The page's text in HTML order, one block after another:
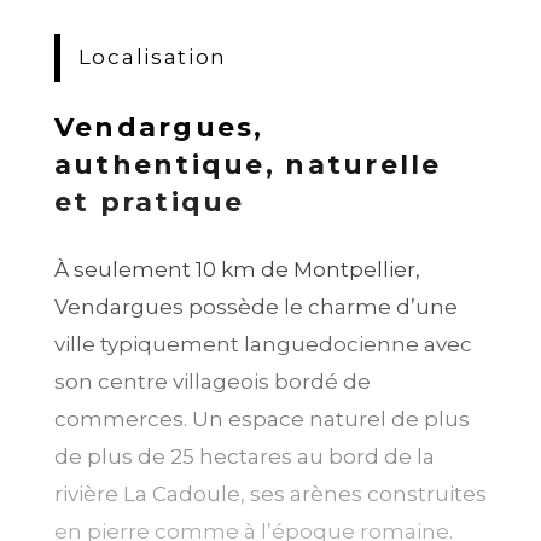
Localisation
Vendargues,
authentique, naturelle
et pratique
À seulement 10 km de Montpellier,
Vendargues possède le charme d’une
ville typiquement languedocienne avec
son centre villageois bordé de
commerces. Un espace naturel de plus
de plus de 25 hectares au bord de la
rivière La Cadoule, ses arènes construites
en pierre comme à l’époque romaine.